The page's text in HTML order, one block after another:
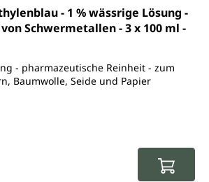
von 4.9 von 5 Sternen
- 1 % wässrige Lösung -
- 3 x 100 ml -
- pharmazeutische Reinheit - zum
Baumwolle, Seide und Papier